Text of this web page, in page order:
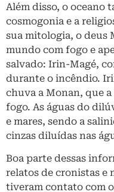
Além disso, o oceano
cosmogonia e a
sua mitologia, o deus
mundo com fogo e
salvado: Irin-Magé,
durante o incêndio.
chuva a Monan, que
fogo. As águas do
e mares, sendo a
cinzas diluídas nas
Boa parte dessas
relatos de cronistas e
tiveram contato com